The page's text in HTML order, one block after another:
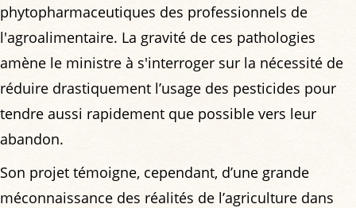
phytopharmaceutiques des professionnels de
l'agroalimentaire. La gravité de ces pathologies
amène le ministre à s'interroger sur la nécessité de
réduire drastiquement l’usage des pesticides pour
tendre aussi rapidement que possible vers leur
abandon.
Son projet témoigne, cependant, d’une grande
méconnaissance des réalités de l’agriculture dans